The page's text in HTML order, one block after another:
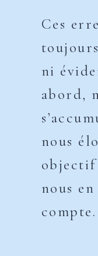
Ces
ni
abord,
nous
objectif
nous
compte.